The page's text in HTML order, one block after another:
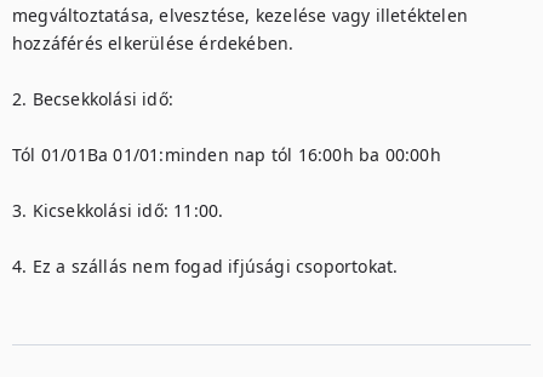
megváltoztatása, elvesztése, kezelése vagy illetéktelen
hozzáférés elkerülése érdekében.
2. Becsekkolási idő:
Tól 01/01Ba 01/01:minden nap tól 16:00h ba 00:00h
3. Kicsekkolási idő: 11:00.
4. Ez a szállás nem fogad ifjúsági csoportokat.